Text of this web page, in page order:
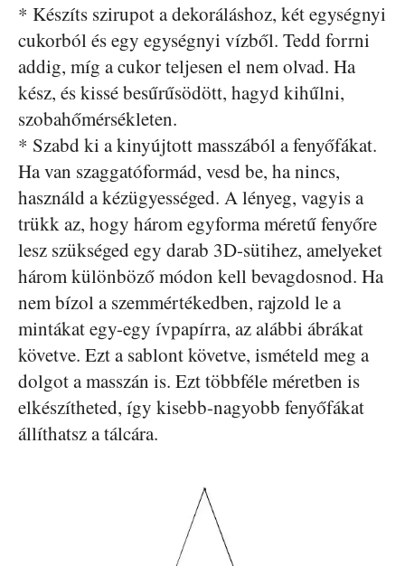
* Készíts szirupot a dekoráláshoz, két egységnyi
cukorból és egy egységnyi vízből. Tedd forrni
addig, míg a cukor teljesen el nem olvad. Ha
kész, és kissé besűrűsödött, hagyd kihűlni,
szobahőmérsékleten.
* Szabd ki a kinyújtott masszából a fenyőfákat.
Ha van szaggatóformád, vesd be, ha nincs,
használd a kézügyességed. A lényeg, vagyis a
trükk az, hogy három egyforma méretű fenyőre
lesz szükséged egy darab 3D-sütihez, amelyeket
három különböző módon kell bevagdosnod. Ha
nem bízol a szemmértékedben, rajzold le a
mintákat egy-egy ívpapírra, az alábbi ábrákat
követve. Ezt a sablont követve, ismételd meg a
dolgot a masszán is. Ezt többféle méretben is
elkészítheted, így kisebb-nagyobb fenyőfákat
állíthatsz a tálcára.